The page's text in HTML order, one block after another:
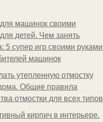
машинок своими
детей. Чем занять
5 супер игр своими руками
машинок
утепленную отмостку
Общие правила
отмостки для всех типов
кирпич в интерьере.